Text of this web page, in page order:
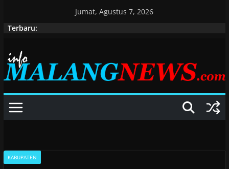
Jumat, Agustus 7, 2026
Terbaru:
KABUPATEN